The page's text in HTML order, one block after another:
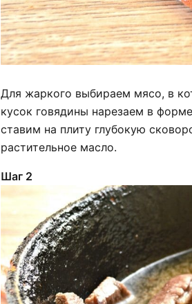
Для жаркого выбираем мясо, в
кусок говядины нарезаем в
ставим на плиту глубокую
растительное масло.
Шаг 2